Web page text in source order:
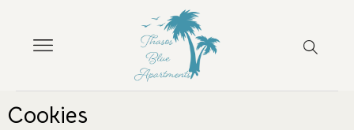
Cookies